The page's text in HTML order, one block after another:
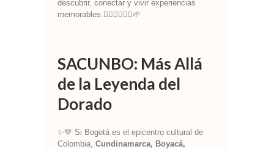
descubrir, conectar y vivir experiencias
memorables.🚴🏼‍♀️🧘🏼‍♀️🌱
SACUNBO: Más Allá
de la Leyenda del
Dorado
✨💚 Si Bogotá es el epicentro cultural de
Colombia, Cundinamarca, Boyacá,